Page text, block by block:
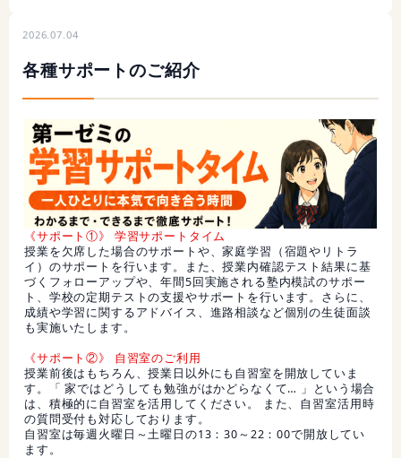
2026.07.04
各種サポートのご紹介
《サポート①》 学習サポートタイム
授業を欠席した場合のサポートや、家庭学習（宿題やリトラ
イ）のサポートを行います。また、授業内確認テスト結果に基
づくフォローアップや、年間5回実施される塾内模試のサポー
ト、学校の定期テストの支援やサポートを行います。さらに、
成績や学習に関するアドバイス、進路相談など個別の生徒面談
も実施いたします。
《サポート②》 自習室のご利用
授業前後はもちろん、授業日以外にも自習室を開放していま
す。「 家ではどうしても勉強がはかどらなくて… 」という場合
は、積極的に自習室を活用してください。 また、自習室活用時
の質問受付も対応しております。
自習室は毎週火曜日～土曜日の13：30～22：00で開放してい
ます。